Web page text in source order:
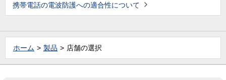
携帯電話の電波防護への適合性について
ホーム 製品 店舗の選択